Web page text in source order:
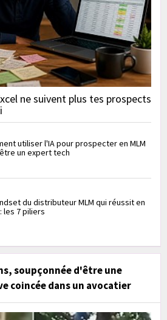
ne suivent plus tes prospects
utiliser l'IA pour prospecter en MLM
un expert tech
du distributeur MLM qui réussit en
les 7 piliers
soupçonnée d'être une
coincée dans un avocatier